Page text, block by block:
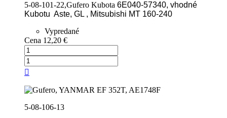
5-08-101-22,Gufero Kubota 6E040-57340, vhodné
Kubotu Aste, GL , Mitsubishi MT 160-240
Vypredané
Cena 12,20 €

5-08-106-13